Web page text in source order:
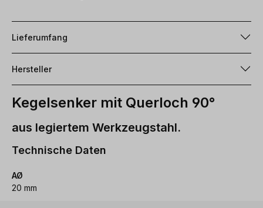
Lieferumfang
Hersteller
Kegelsenker mit Querloch 90°
aus legiertem Werkzeugstahl.
Technische Daten
AØ
20 mm